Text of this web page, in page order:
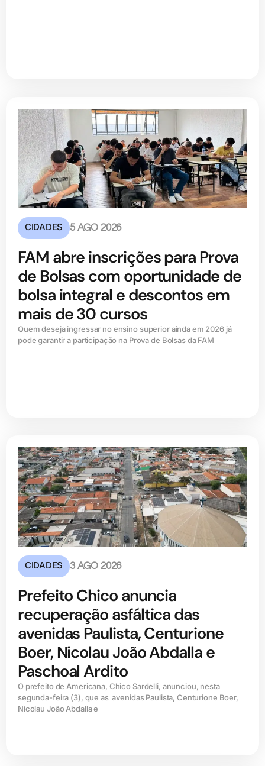
CIDADES 5 AGO 2026
FAM abre inscrições para Prova
de Bolsas com oportunidade de
bolsa integral e descontos em
mais de 30 cursos
Quem deseja ingressar no ensino superior ainda em 2026 já
pode garantir a participação na Prova de Bolsas da FAM
CIDADES 3 AGO 2026
Prefeito Chico anuncia
recuperação asfáltica das
avenidas Paulista, Centurione
Boer, Nicolau João Abdalla e
Paschoal Ardito
O prefeito de Americana, Chico Sardelli, anunciou, nesta
segunda-feira (3), que as avenidas Paulista, Centurione Boer,
Nicolau João Abdalla e